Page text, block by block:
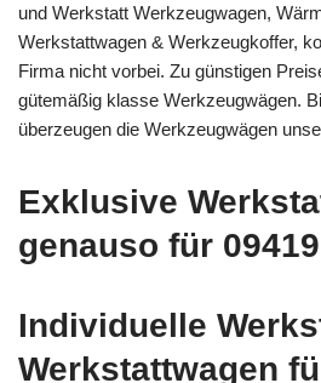
und Werkstatt Werkzeugwagen,
Werkstattwagen & Werkzeugkoffer,
Firma nicht vorbei. Zu günstigen
gütemäßig klasse Werkzeugwägen.
überzeugen die Werkzeugwägen
Exklusive
genauso für
Individuelle
Werkstattwagen